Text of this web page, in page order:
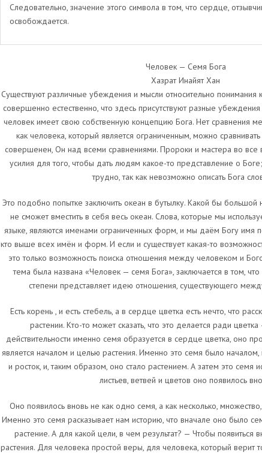
Следовательно, значение этого символа в том, что сердце,
освобождается.
Человек — Семя Бога
Хазрат Инайят Хан
Существуют различные убеждения и мысли относительно понимания
совершенно естественно, что здесь присутствуют разные
человек имеет свою собственную концепцию Бога. Нет сравнения
как человека, который является ограниченным, можно
совершенен, Он над всеми сравнениями. Пророки и мастера во все
усилия для того, чтобы дать людям какое-то представление о
трудно, так как невозможно описать Бога
Это подобно попытке заключить океан в бутылку. Какой бы большой
не сможет вместить в себя весь океан. Слова, которые мы
языке, являются именами ограниченных форм, и мы даём Богу имя
кто выше всех имён и форм. И если и существует какая-то
это только возможность поиска отношения между человеком и
тема была названа «Человек — семя Бога», заключается в том,
степени представляет идею отношения, существующего
Есть корень , и есть стебель, а в сердце цветка есть нечто, что
растении. Кто-то может сказать, что это делается ради
действительности именно семя образуется в сердце цветка, оно
является началом и целью растения. Именно это семя было началом,
и росток, и, таким образом, оно стало растением. А затем это семя
листьев, ветвей и цветов оно появилось
Оно появилось вновь не как одно семя, а как несколько,
Именно это семя расказывает нам историю, что вначале оно было
растение. А для какой цели, в чем результат? — Чтобы появиться
растения. Для человека простой веры, для человека, который